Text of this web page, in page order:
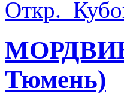
Тюмень)